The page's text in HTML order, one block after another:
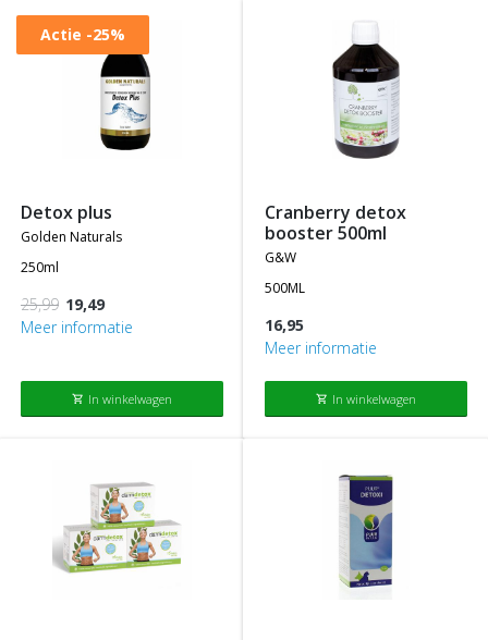
Actie -25%
detox plus
golden naturals
250ml
25,99 19,49
Meer informatie
shopping_cart In winkelwagen
cranberry detox
booster 500ml
g&w
500ML
16,95
Meer informatie
shopping_cart In winkelwagen